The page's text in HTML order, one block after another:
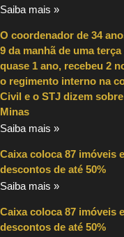
Saiba mais »
O coordenador de 34
9 da manhã de uma
quase 1 ano, recebeu 2
o regimento interno na
Civil e o STJ dizem
Minas
Saiba mais »
Caixa coloca 87 imóveis
descontos de até 50%
Saiba mais »
Caixa coloca 87 imóveis
descontos de até 50%